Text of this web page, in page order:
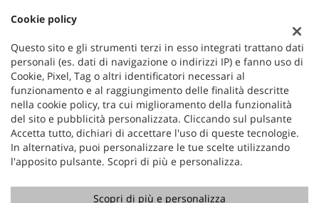
Via Nazionale, 171 PD - 36056 Tezze sul Brenta
Registro delle imprese:PD
Cookie policy
Questo sito e gli strumenti terzi in esso integrati trattano dati
personali (es. dati di navigazione o indirizzi IP) e fanno uso di
Cookie, Pixel, Tag o altri identificatori necessari al
funzionamento e al raggiungimento delle finalità descritte
nella cookie policy, tra cui miglioramento della funzionalità
del sito e pubblicità personalizzata. Cliccando sul pulsante
Accetta tutto, dichiari di accettare l'uso di queste tecnologie.
In alternativa, puoi personalizzare le tue scelte utilizzando
l'apposito pulsante. Scopri di più e personalizza.
Scopri di più e personalizza